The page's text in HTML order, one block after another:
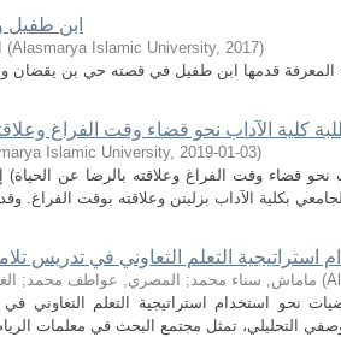
ابن طفيل
(Alasmarya Islamic University, 2017)
كلية الآداب نحو قضاء وقت الفراغ
Islamic University, 2019-01-03)
نحو قضاء وقت الفراغ وعلاقته بالرضا عن
التعلم التعاوني في تدريس
ماماش, سناء محمد; المصري, عواطف محمد; (
نحو استخدام استراتيجية التعلم التعاوني في